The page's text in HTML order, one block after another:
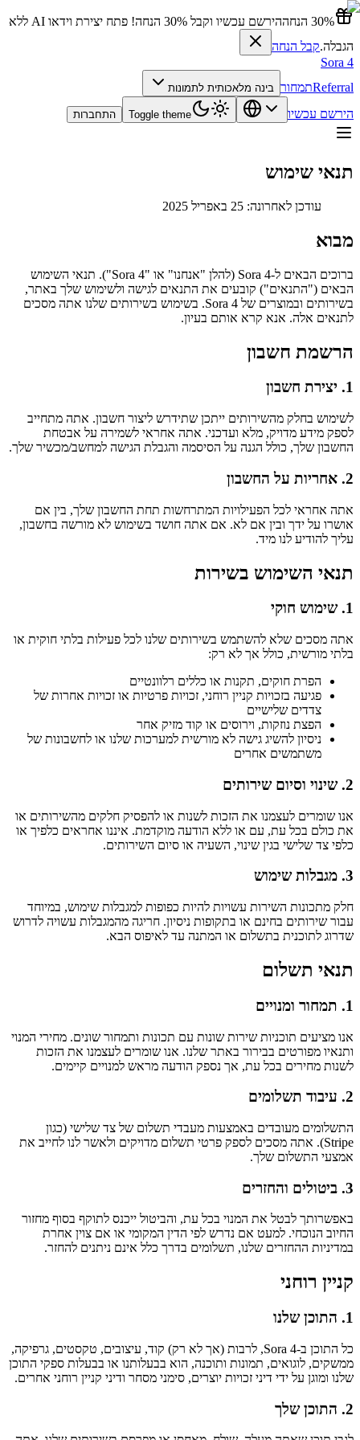
30% הנחה
הירשם עכשיו וקבל 30% הנחה! פתח יצירת וידאו AI ללא
הגבלה.קבל הנחה
Sora 4
Referralתמחור בינה מלאכותית לתמונות
הירשם עכשיו Toggle theme התחברות
תנאי שימוש
עודכן לאחרונה: 25 באפריל 2025
מבוא
ברוכים הבאים ל‑Sora 4 (להלן "אנחנו" או "Sora 4"). תנאי השימוש
הבאים ("התנאים") קובעים את התנאים לגישה ולשימוש שלך באתר,
בשירותים ובמוצרים של Sora 4. בשימוש בשירותים שלנו אתה מסכים
לתנאים אלה. אנא קרא אותם בעיון.
הרשמת חשבון
1. יצירת חשבון
לשימוש בחלק מהשירותים ייתכן שתידרש ליצור חשבון. אתה מתחייב
לספק מידע מדויק, מלא ועדכני. אתה אחראי לשמירה על אבטחת
החשבון שלך, כולל הגנה על הסיסמה והגבלת הגישה למחשב/מכשיר שלך.
2. אחריות על החשבון
אתה אחראי לכל הפעילויות המתרחשות תחת החשבון שלך, בין אם
אושרו על ידך ובין אם לא. אם אתה חושד בשימוש לא מורשה בחשבון,
עליך להודיע לנו מיד.
תנאי השימוש בשירות
1. שימוש חוקי
אתה מסכים שלא להשתמש בשירותים שלנו לכל פעילות בלתי חוקית או
בלתי מורשית, כולל אך לא רק:
הפרת חוקים, תקנות או כללים רלוונטיים
פגיעה בזכויות קניין רוחני, זכויות פרטיות או זכויות אחרות של
צדדים שלישיים
הפצת נוזקות, וירוסים או קוד מזיק אחר
ניסיון להשיג גישה לא מורשית למערכות שלנו או לחשבונות של
משתמשים אחרים
2. שינוי וסיום שירותים
אנו שומרים לעצמנו את הזכות לשנות או להפסיק חלקים מהשירותים או
את כולם בכל עת, עם או ללא הודעה מוקדמת. איננו אחראים כלפיך או
כלפי צד שלישי בגין שינוי, השעיה או סיום השירותים.
3. מגבלות שימוש
חלק מתכונות השירות עשויות להיות כפופות למגבלות שימוש, במיוחד
עבור שירותים בחינם או בתקופות ניסיון. חריגה מהמגבלות עשויה לדרוש
שדרוג לתוכנית בתשלום או המתנה עד לאיפוס הבא.
תנאי תשלום
1. תמחור ומנויים
אנו מציעים תוכניות שירות שונות עם תכונות ותמחור שונים. מחירי המנוי
ותנאיו מפורטים בבירור באתר שלנו. אנו שומרים לעצמנו את הזכות
לשנות מחירים בכל עת, אך נספק הודעה מראש למנויים קיימים.
2. עיבוד תשלומים
התשלומים מעובדים באמצעות מעבדי תשלום של צד שלישי (כגון
Stripe). אתה מסכים לספק פרטי תשלום מדויקים ולאשר לנו לחייב את
אמצעי התשלום שלך.
3. ביטולים והחזרים
באפשרותך לבטל את המנוי בכל עת, והביטול ייכנס לתוקף בסוף מחזור
החיוב הנוכחי. למעט אם נדרש לפי הדין המקומי או אם צוין אחרת
במדיניות ההחזרים שלנו, תשלומים בדרך כלל אינם ניתנים להחזר.
קניין רוחני
1. התוכן שלנו
כל התוכן ב‑Sora 4, לרבות (אך לא רק) קוד, עיצובים, טקסטים, גרפיקה,
ממשקים, לוגואים, תמונות ותוכנה, הוא בבעלותנו או בבעלות ספקי התוכן
שלנו ומוגן על ידי דיני זכויות יוצרים, סימני מסחר ודיני קניין רוחני אחרים.
2. התוכן שלך